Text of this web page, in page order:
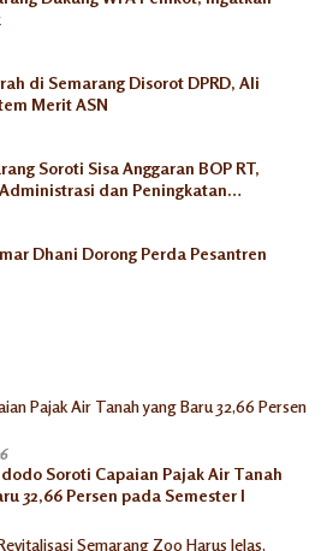
di Semarang Disorot DPRD, Ali
Merit ASN
Soroti Sisa Anggaran BOP RT,
dan Peningkatan
Dhani Dorong Perda Pesantren
Soroti Capaian Pajak Air Tanah
32,66 Persen pada Semester I